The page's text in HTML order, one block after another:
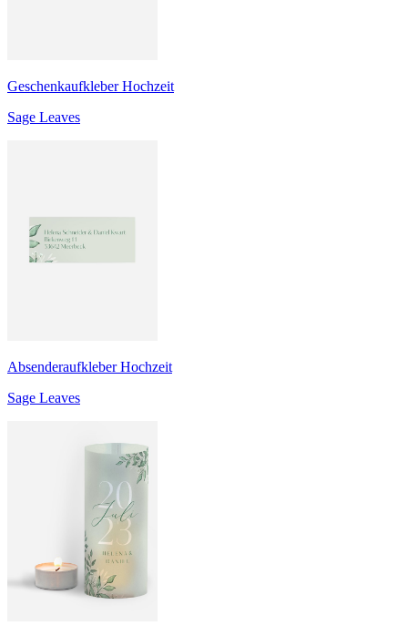
Geschenkaufkleber Hochzeit
Sage Leaves
Absenderaufkleber Hochzeit
Sage Leaves